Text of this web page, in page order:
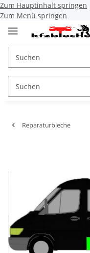
Zum Hauptinhalt springen
Zum Menü springen
Reparaturbleche